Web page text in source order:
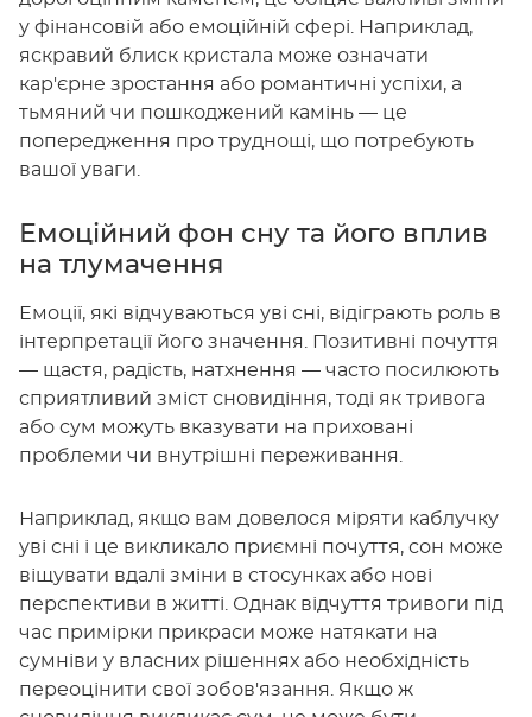
у фінансовій або емоційній сфері. Наприклад,
яскравий блиск кристала може означати
кар'єрне зростання або романтичні успіхи, а
тьмяний чи пошкоджений камінь — це
попередження про труднощі, що потребують
вашої уваги.
Емоційний фон сну та його вплив
на тлумачення
Емоції, які відчуваються уві сні, відіграють роль в
інтерпретації його значення. Позитивні почуття
— щастя, радість, натхнення — часто посилюють
сприятливий зміст сновидіння, тоді як тривога
або сум можуть вказувати на приховані
проблеми чи внутрішні переживання.
Наприклад, якщо вам довелося міряти каблучку
уві сні і це викликало приємні почуття, сон може
віщувати вдалі зміни в стосунках або нові
перспективи в житті. Однак відчуття тривоги під
час примірки прикраси може натякати на
сумніви у власних рішеннях або необхідність
переоцінити свої зобов'язання. Якщо ж